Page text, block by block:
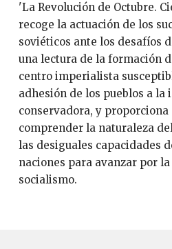
'La Revolución de Octubre.
recoge la actuación de los
soviéticos ante los desafíos
una lectura de la formación
centro imperialista
adhesión de los pueblos a la
conservadora, y proporciona
comprender la naturaleza
las desiguales capacidades
naciones para avanzar por
socialismo.